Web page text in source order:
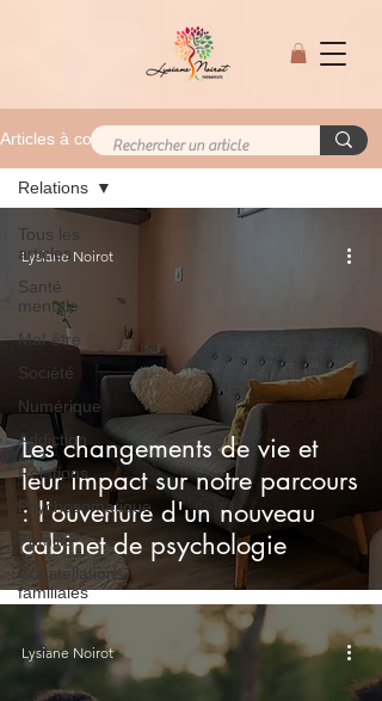
Articles à consulter
Tous les
articles
Santé
mentale
Mal-être
Société
Numérique
Addiction
Relations
Psychosomatique
Famille
Constellations
familiales
Relations
Les changements de vie et
leur impact sur notre parcours
: l'ouverture d'un nouveau
cabinet de psychologie
Lysiane Noirot
Lysiane Noirot